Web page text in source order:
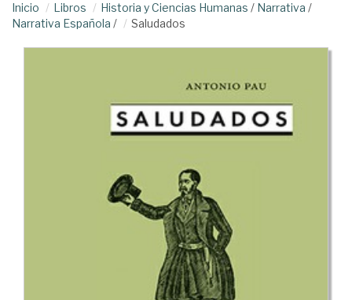
Inicio Libros Historia y Ciencias Humanas / Narrativa /
Narrativa Española / Saludados